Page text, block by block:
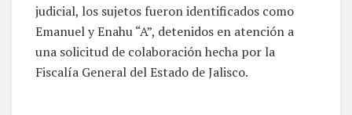
judicial, los sujetos fueron identificados como
Emanuel y Enahu “A”, detenidos en atención a
una solicitud de colaboración hecha por la
Fiscalía General del Estado de Jalisco.